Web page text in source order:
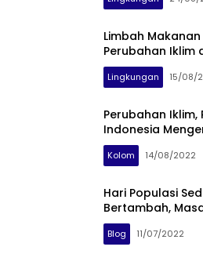
Limbah
Perubahan Iklim
Lingkungan 15/08/
Perubahan
Indonesia
Kolom 14/08/2022
Hari Populasi
Bertambah,
Blog 11/07/2022